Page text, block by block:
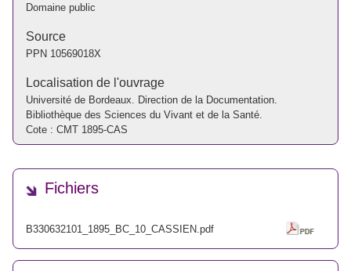
Domaine public
Source
PPN 10569018X
Localisation de l'ouvrage
Université de Bordeaux. Direction de la Documentation.
Bibliothèque des Sciences du Vivant et de la Santé.
Cote : CMT 1895-CAS
Fichiers
B330632101_1895_BC_10_CASSIEN.pdf